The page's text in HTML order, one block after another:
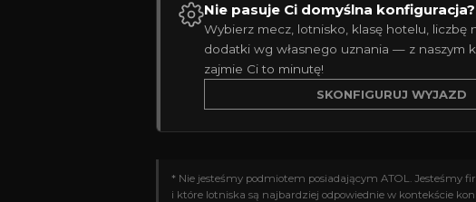
Nie pasuje Ci domyślna konfiguracja?
Wybierz mecz, lotnisko, klasę hotelu, liczbę
dodatki wg własnego uznania — z naszym
zajmie Ci to minutę!
SKONFIGURUJ WYJAZD
* Nie jesteśmy podmiotem posiadającym ATOL. Jesteśmy
i które lotniska są najbardziej odpowiednie w kontekście